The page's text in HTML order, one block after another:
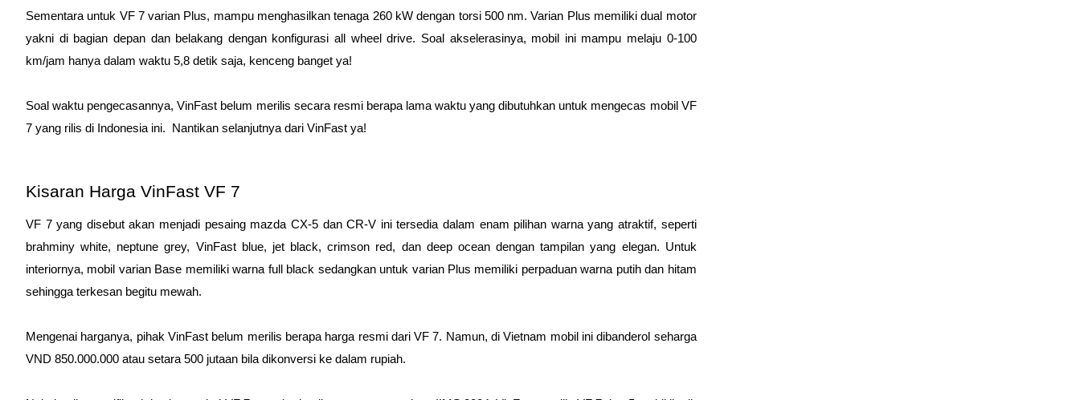
Sementara untuk VF 7 varian Plus, mampu menghasilkan tenaga 260 kW dengan torsi 500 nm. Varian Plus memiliki dual motor
yakni di bagian depan dan belakang dengan konfigurasi all wheel drive. Soal akselerasinya, mobil ini mampu melaju 0-100
km/jam hanya dalam waktu 5,8 detik saja, kenceng banget ya!
Soal waktu pengecasannya, VinFast belum merilis secara resmi berapa lama waktu yang dibutuhkan untuk mengecas mobil VF
7 yang rilis di Indonesia ini.  Nantikan selanjutnya dari VinFast ya!
Kisaran Harga VinFast VF 7
VF 7 yang disebut akan menjadi pesaing mazda CX-5 dan CR-V ini tersedia dalam enam pilihan warna yang atraktif, seperti
brahminy white, neptune grey, VinFast blue, jet black, crimson red, dan deep ocean dengan tampilan yang elegan. Untuk
interiornya, mobil varian Base memiliki warna full black sedangkan untuk varian Plus memiliki perpaduan warna putih dan hitam
sehingga terkesan begitu mewah.
Mengenai harganya, pihak VinFast belum merilis berapa harga resmi dari VF 7. Namun, di Vietnam mobil ini dibanderol seharga
VND 850.000.000 atau setara 500 jutaan bila dikonversi ke dalam rupiah.